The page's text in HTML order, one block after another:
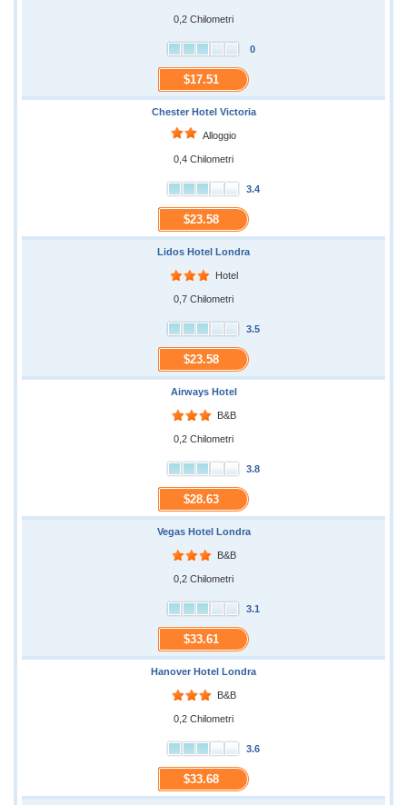
0,2 Chilometri
0
$17.51
Chester Hotel Victoria
Alloggio
0,4 Chilometri
3.4
$23.58
Lidos Hotel Londra
Hotel
0,7 Chilometri
3.5
$23.58
Airways Hotel
B&B
0,2 Chilometri
3.8
$28.63
Vegas Hotel Londra
B&B
0,2 Chilometri
3.1
$33.61
Hanover Hotel Londra
B&B
0,2 Chilometri
3.6
$33.68